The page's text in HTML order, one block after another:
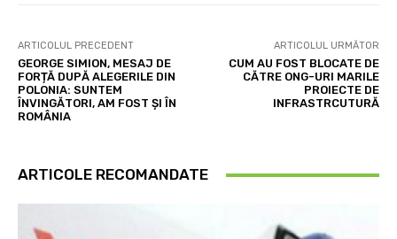
ARTICOLUL PRECEDENT
GEORGE SIMION, MESAJ DE
FORȚĂ DUPĂ ALEGERILE DIN
POLONIA: SUNTEM
ÎNVINGĂTORI, AM FOST ȘI ÎN
ROMÂNIA
ARTICOLUL URMĂTOR
CUM AU FOST BLOCATE DE
CĂTRE ONG-URI MARILE
PROIECTE DE
INFRASTRCUTURĂ
ARTICOLE RECOMANDATE